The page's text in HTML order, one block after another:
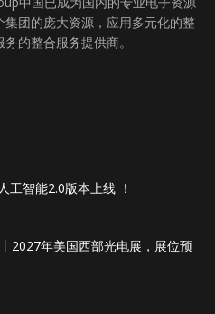
团的庞大资源，应用多元化的整
的整合服务提供商。
工智能2.0版本上线 ！
2027年美国西部光电展，展位预